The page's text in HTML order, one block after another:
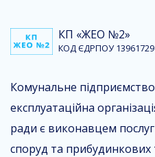
КП «ЖЕО №2»
КОД ЄДРПОУ 13961729
Комунальне
експлуатаційна
ради є виконавцем
споруд та